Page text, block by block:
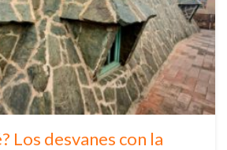
Los desvanes con la